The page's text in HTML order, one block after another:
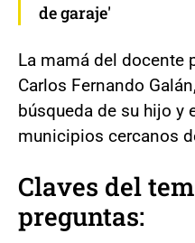
de garaje'
La mamá del docente
Carlos Fernando
búsqueda de su hijo y
municipios cercanos
Claves del
preguntas: